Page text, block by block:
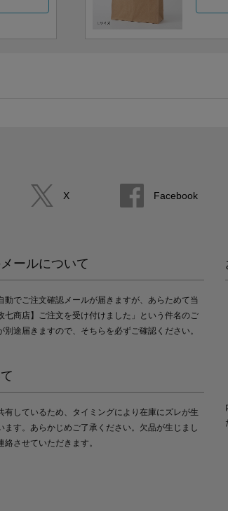
X Facebook
ールについて
動でご注文確認メールが届きますが、あらためて当
七商店】ご注文を受け付けました」という件名のご
別途届きますので、そちらを必ずご確認ください。
有しているため、タイミングにより在庫にズレが生
ます。あらかじめご了承ください。欠品が生じまし
絡させていただきます。